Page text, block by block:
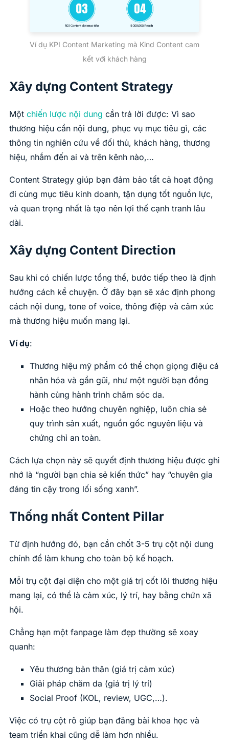
Ví dụ KPI Content Marketing mà Kind Content cam
kết với khách hàng
Xây dựng Content Strategy
Một chiến lược nội dung cần trả lời được: Vì sao
thương hiệu cần nội dung, phục vụ mục tiêu gì, các
thông tin nghiên cứu về đối thủ, khách hàng, thương
hiệu, nhắm đến ai và trên kênh nào,…
Content Strategy giúp bạn đảm bảo tất cả hoạt động
đi cùng mục tiêu kinh doanh, tận dụng tốt nguồn lực,
và quan trọng nhất là tạo nên lợi thế cạnh tranh lâu
dài.
Xây dựng Content Direction
Sau khi có chiến lược tổng thể, bước tiếp theo là định
hướng cách kể chuyện. Ở đây bạn sẽ xác định phong
cách nội dung, tone of voice, thông điệp và cảm xúc
mà thương hiệu muốn mang lại.
Ví dụ:
Thương hiệu mỹ phẩm có thể chọn giọng điệu cá
nhân hóa và gần gũi, như một người bạn đồng
hành cùng hành trình chăm sóc da.
Hoặc theo hướng chuyên nghiệp, luôn chia sẻ
quy trình sản xuất, nguồn gốc nguyên liệu và
chứng chỉ an toàn.
Cách lựa chọn này sẽ quyết định thương hiệu được ghi
nhớ là “người bạn chia sẻ kiến thức” hay “chuyên gia
đáng tin cậy trong lối sống xanh”.
Thống nhất Content Pillar
Từ định hướng đó, bạn cần chốt 3-5 trụ cột nội dung
chính để làm khung cho toàn bộ kế hoạch.
Mỗi trụ cột đại diện cho một giá trị cốt lõi thương hiệu
mang lại, có thể là cảm xúc, lý trí, hay bằng chứn xã
hội.
Chẳng hạn một fanpage làm đẹp thường sẽ xoay
quanh:
Yêu thương bản thân (giá trị cảm xúc)
Giải pháp chăm da (giá trị lý trí)
Social Proof (KOL, review, UGC,…).
Việc có trụ cột rõ giúp bạn đăng bài khoa học và
team triển khai cũng dễ làm hơn nhiều.